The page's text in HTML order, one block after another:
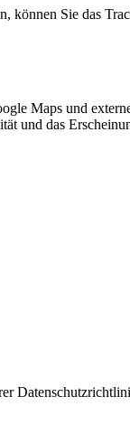
können Sie das
Maps und
und das